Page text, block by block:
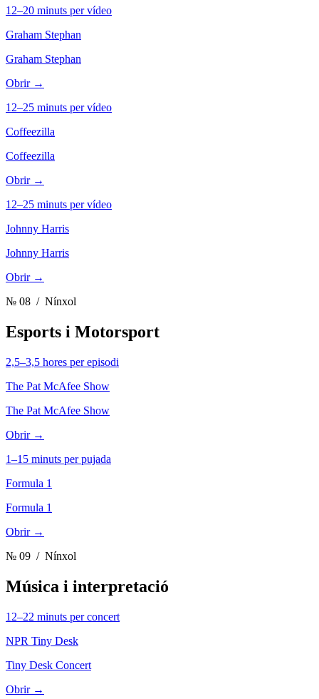
12–20 minuts per vídeo
Graham Stephan
Graham Stephan
Obrir →
12–25 minuts per vídeo
Coffeezilla
Coffeezilla
Obrir →
12–25 minuts per vídeo
Johnny Harris
Johnny Harris
Obrir →
№ 08 / Nínxol
Esports i Motorsport
2,5–3,5 hores per episodi
The Pat McAfee Show
The Pat McAfee Show
Obrir →
1–15 minuts per pujada
Formula 1
Formula 1
Obrir →
№ 09 / Nínxol
Música i interpretació
12–22 minuts per concert
NPR Tiny Desk
Tiny Desk Concert
Obrir →